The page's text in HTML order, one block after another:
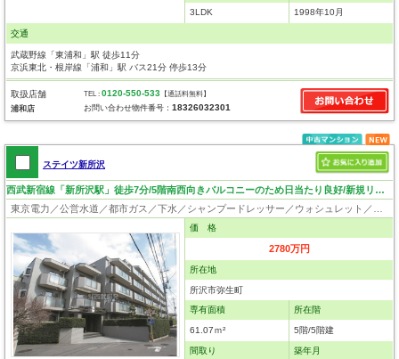
3LDK 1998年10月
交通
武蔵野線「東浦和」駅 徒歩11分
京浜東北・根岸線「浦和」駅 バス21分 停歩13分
取扱店舗
浦和店
TEL :0120-550-533 【通話料無料】
お問い合わせ物件番号：18326032301
ステイツ新所沢
西武新宿線「新所沢駅」徒歩7分/5階南西向きバルコニーのため日当たり良好/新規リフォーム物件
価 格
2780万円
所在地
所沢市弥生町
専有面積
61.07ｍ²
所在階
5階/5階建
間取り 築年月